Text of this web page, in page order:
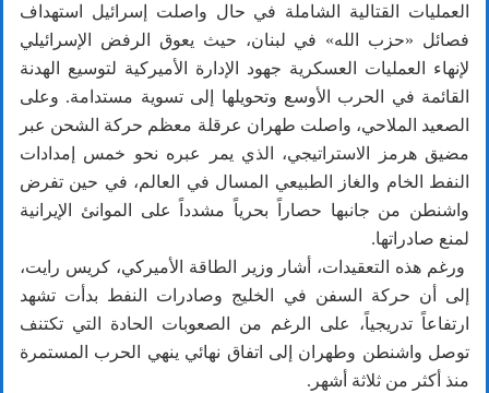
العمليات القتالية الشاملة في حال واصلت إسرائيل استهداف
فصائل «حزب الله» في لبنان، حيث يعوق الرفض الإسرائيلي
لإنهاء العمليات العسكرية جهود الإدارة الأميركية لتوسيع الهدنة
القائمة في الحرب الأوسع وتحويلها إلى تسوية مستدامة. وعلى
الصعيد الملاحي، واصلت طهران عرقلة معظم حركة الشحن عبر
مضيق هرمز الاستراتيجي، الذي يمر عبره نحو خمس إمدادات
النفط الخام والغاز الطبيعي المسال في العالم، في حين تفرض
واشنطن من جانبها حصاراً بحرياً مشدداً على الموانئ الإيرانية
لمنع صادراتها.
ورغم هذه التعقيدات، أشار وزير الطاقة الأميركي، كريس رايت،
إلى أن حركة السفن في الخليج وصادرات النفط بدأت تشهد
ارتفاعاً تدريجياً، على الرغم من الصعوبات الحادة التي تكتنف
توصل واشنطن وطهران إلى اتفاق نهائي ينهي الحرب المستمرة
منذ أكثر من ثلاثة أشهر.